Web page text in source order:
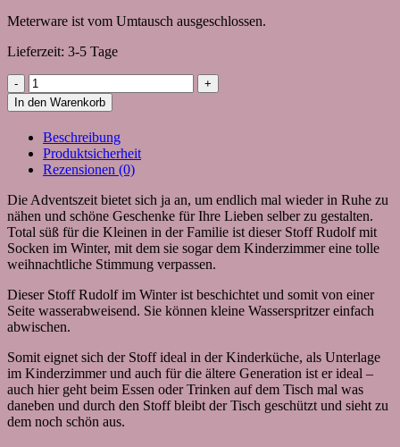
Meterware ist vom Umtausch ausgeschlossen.
Lieferzeit: 3-5 Tage
Stoff
mit
Rudolf
für
den
Winter
(beschichtet)
Menge
In den Warenkorb
Beschreibung
Produktsicherheit
Rezensionen (0)
Die Adventszeit bietet sich ja an, um endlich mal wieder in Ruhe zu
nähen und schöne Geschenke für Ihre Lieben selber zu gestalten.
Total süß für die Kleinen in der Familie ist dieser Stoff Rudolf mit
Socken im Winter, mit dem sie sogar dem Kinderzimmer eine tolle
weihnachtliche Stimmung verpassen.
Dieser Stoff Rudolf im Winter ist beschichtet und somit von einer
Seite wasserabweisend. Sie können kleine Wasserspritzer einfach
abwischen.
Somit eignet sich der Stoff ideal in der Kinderküche, als Unterlage
im Kinderzimmer und auch für die ältere Generation ist er ideal –
auch hier geht beim Essen oder Trinken auf dem Tisch mal was
daneben und durch den Stoff bleibt der Tisch geschützt und sieht zu
dem noch schön aus.